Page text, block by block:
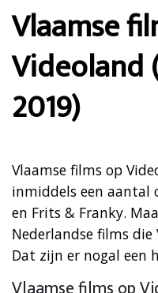
Vlaamse
Videoland
2019)
Vlaamse films op
inmiddels een aantal
en Frits & Franky.
Nederlandse films
Dat zijn er nogal een